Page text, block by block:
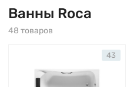
Ванны Roca
48 товаров
43